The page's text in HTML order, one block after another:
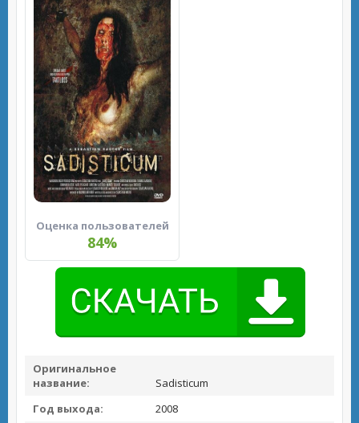
Оценка пользователей
84%
Оригинальное
название:
Sadisticum
Год выхода:
2008